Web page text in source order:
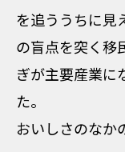
を追ううちに見
の盲点を突く移
ぎが主要産業に
た。
おいしさのなか